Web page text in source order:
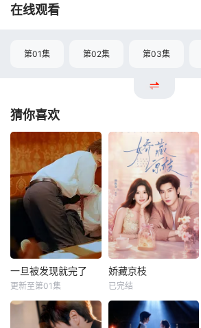
在线观看
第01集 第02集 第03集
猜你喜欢
一旦被发现就完了
更新至第01集
娇藏京枝
已完结